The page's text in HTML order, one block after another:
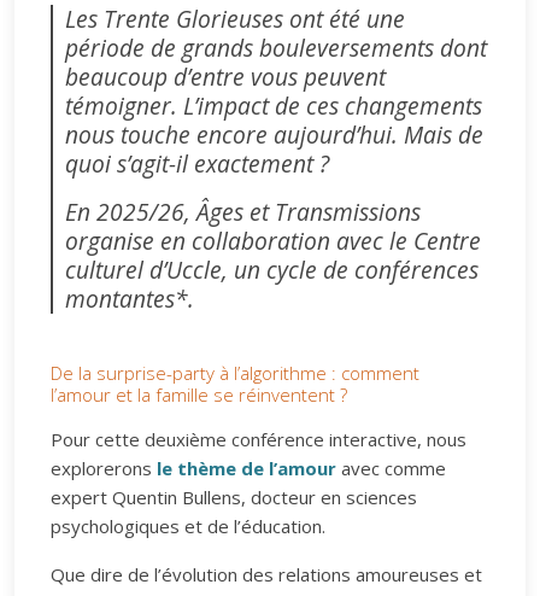
Les Trente Glorieuses ont été une
période de grands bouleversements dont
beaucoup d’entre vous peuvent
témoigner. L’impact de ces changements
nous touche encore aujourd’hui. Mais de
quoi s’agit-il exactement ?
En 2025/26, Âges et Transmissions
organise en collaboration avec le Centre
culturel d’Uccle, un cycle de conférences
montantes*.
De la surprise-party à l’algorithme : comment
l’amour et la famille se réinventent ?
Pour cette deuxième conférence interactive, nous
explorerons le thème de l’amour avec comme
expert Quentin Bullens, docteur en sciences
psychologiques et de l’éducation.
Que dire de l’évolution des relations amoureuses et